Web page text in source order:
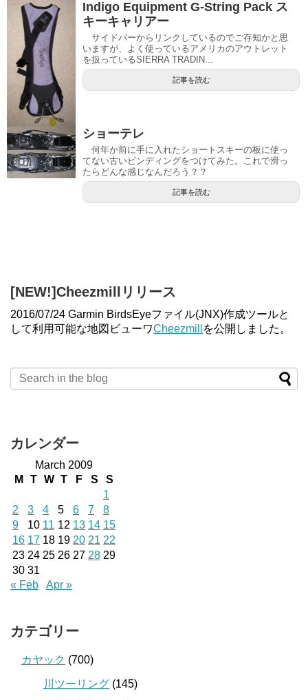
Indigo Equipment G-String Pack ス
キーキャリアー
サイドバーからリンクしているのでご存知かと思
いますが、よく使っているアメリカのアウトレット
を扱っているSIERRA TRADIN...
記事を読む
ショーテレ
何年か前に手に入れたショートスキーの板に使っ
てない古いビンディングをつけてみた。これで滑っ
たらどんな感じなんだろう？？
記事を読む
[NEW!]Cheezmillリリース
2016/07/24 Garmin BirdsEyeファイル(JNX)作成ツールと
して利用可能な地図ビューワCheezmill を公開しました。
カレンダー
March 2009
M
T W T F S
S
1
2
3 4 5 6 7
8
9
10 11 12 13 14 15
16 17 18 19 20 21 22
23 24 25 26 27 28 29
30 31
« Feb
Apr »
カテゴリー
カヤック (700)
川ツーリング (145)